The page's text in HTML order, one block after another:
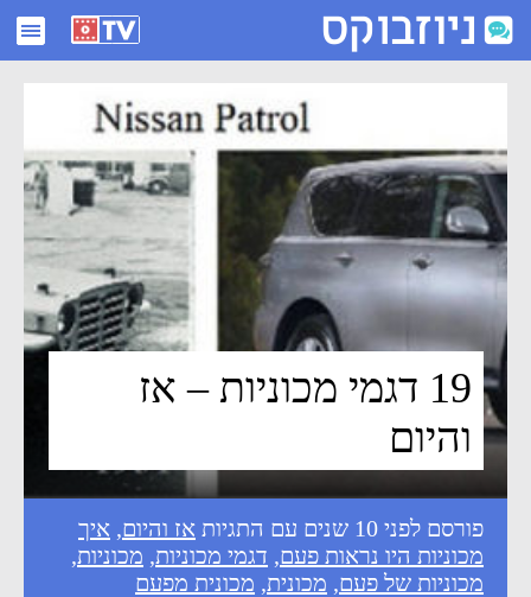
19 דגמי מכוניות - אז והיום - ניוזבוקס
19 דגמי מכוניות – אז
והיום
פורסם לפני 10 שנים עם התגיות אז והיום, איך
מכוניות היו נראות פעם, דגמי מכוניות, מכוניות,
מכוניות של פעם, מכונית, מכונית מפעם